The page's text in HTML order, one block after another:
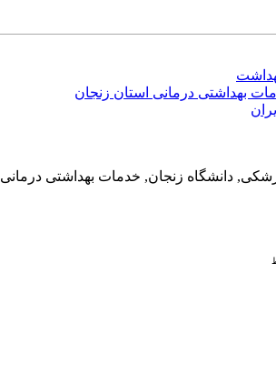
بهداشتی‌ درمانی‌ استان‌ زنجان
دانشگاه زنجان, خدمات‌ بهداشتی‌ درمانی‌